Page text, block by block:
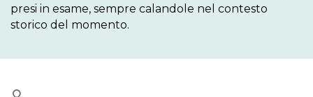
presi in esame, sempre calandole nel contesto
storico del momento.